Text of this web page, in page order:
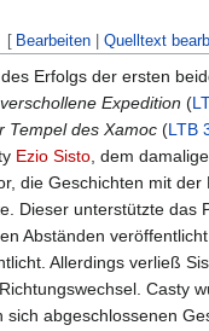
[ Bearbeiten |Quelltext
Erfolgs der ersten
Expedition (
Tempel des Xamoc(LTB
Ezio Sisto, dem
die Geschichten mit
Dieser unterstützte das
Abständen
Allerdings verließ
Casty
sich abgeschlossenen